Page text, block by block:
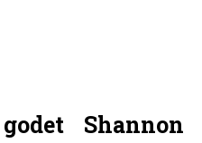
Shannon